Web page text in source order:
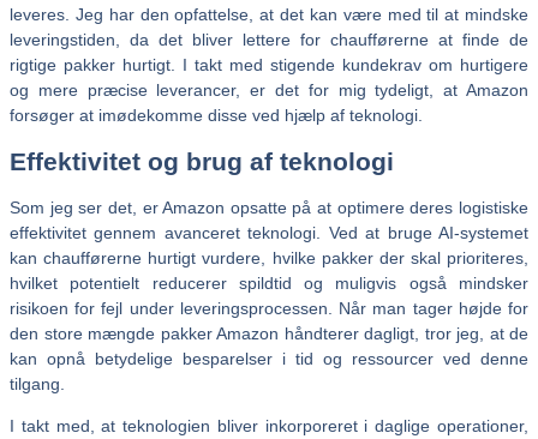
leveres. Jeg har den opfattelse, at det kan være med til at mindske
leveringstiden, da det bliver lettere for chaufførerne at finde de
rigtige pakker hurtigt. I takt med stigende kundekrav om hurtigere
og mere præcise leverancer, er det for mig tydeligt, at Amazon
forsøger at imødekomme disse ved hjælp af teknologi.
Effektivitet og brug af teknologi
Som jeg ser det, er Amazon opsatte på at optimere deres logistiske
effektivitet gennem avanceret teknologi. Ved at bruge AI-systemet
kan chaufførerne hurtigt vurdere, hvilke pakker der skal prioriteres,
hvilket potentielt reducerer spildtid og muligvis også mindsker
risikoen for fejl under leveringsprocessen. Når man tager højde for
den store mængde pakker Amazon håndterer dagligt, tror jeg, at de
kan opnå betydelige besparelser i tid og ressourcer ved denne
tilgang.
I takt med, at teknologien bliver inkorporeret i daglige operationer,